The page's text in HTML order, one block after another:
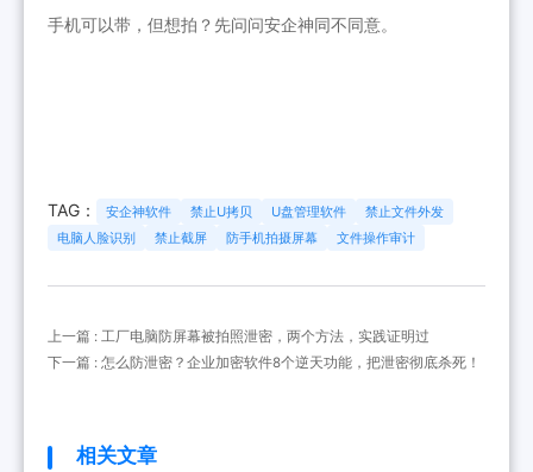
手机可以带，但想拍？先问问安企神同不同意。
TAG： 安企神软件 禁止U拷贝 U盘管理软件
禁止文件外发
电脑人脸识别
禁止截屏 防手机拍摄屏幕 文件操作审计
上一篇 : 工厂电脑防屏幕被拍照泄密，两个方法，实践证明过
下一篇 : 怎么防泄密？企业加密软件8个逆天功能，把泄密彻底杀死！
相关文章